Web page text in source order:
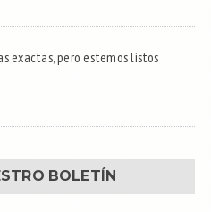
exactas, pero estemos listos
BOLETÍN